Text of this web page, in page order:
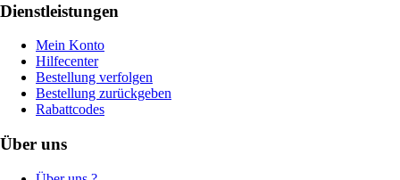
Dienstleistungen
Mein Konto
Hilfecenter
Bestellung verfolgen
Bestellung zurückgeben
Rabattcodes
Über uns